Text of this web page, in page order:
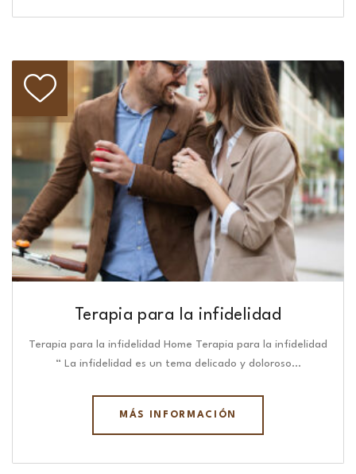
Terapia para la infidelidad
Terapia para la infidelidad Home Terapia para la infidelidad
“ La infidelidad es un tema delicado y doloroso…
MÁS INFORMACIÓN